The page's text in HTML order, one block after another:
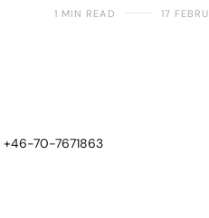
1 MIN READ 17
+46-70-7671863